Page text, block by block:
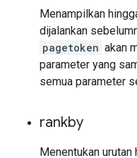
Menampilkan
dijalankan
pagetoken akan
parameter yang
semua parameter
rankby
Menentukan